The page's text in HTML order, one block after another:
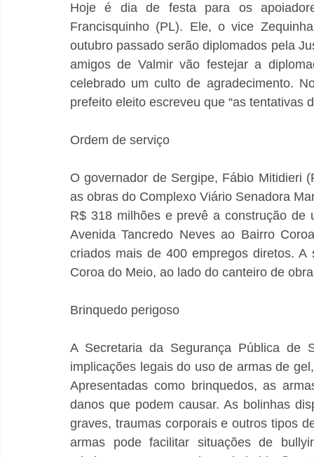
Hoje é dia de festa para os
Francisquinho (PL). Ele, o vice
outubro passado serão diplomados pela
amigos de Valmir vão festejar a
celebrado um culto de agradecimento.
prefeito eleito escreveu que “as tentativas
Ordem de serviço
O governador de Sergipe, Fábio Mitidieri
as obras do Complexo Viário Senadora
R$ 318 milhões e prevê a construção de
Avenida Tancredo Neves ao Bairro
criados mais de 400 empregos diretos.
Coroa do Meio, ao lado do canteiro de
Brinquedo perigoso
A Secretaria da Segurança Pública
implicações legais do uso de armas de
Apresentadas como brinquedos, as
danos que podem causar. As bolinhas
graves, traumas corporais e outros tipos
armas pode facilitar situações de